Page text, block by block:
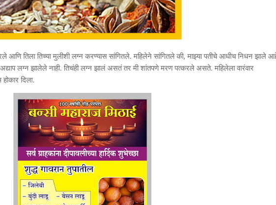
आणि तिला तिच्या मुलीशी लग्न करण्यास सांगितले. महिलेने सांगितले की, माझ्या पतीचे आधीच निधन झाले
लग्न झालेले नाही. तिचंही लग्न झालं असतं तर मी शांतपणे मरण पत्करले असते. महिलेला वारंवार
दिला.